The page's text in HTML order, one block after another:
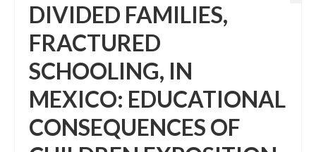
DIVIDED FAMILIES,
FRACTURED
SCHOOLING, IN
MEXICO: EDUCATIONAL
CONSEQUENCES OF